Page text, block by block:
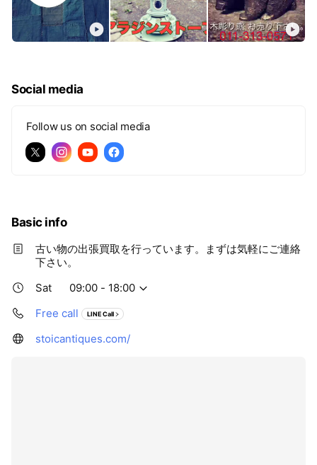
お気軽にご利用ください。
Social media
Follow us on social media
Basic info
古い物の出張買取を行っています。まずは気軽にご連絡
下さい。
Sat
09:00 - 18:00
Free call
LINE Call
stoicantiques.com/